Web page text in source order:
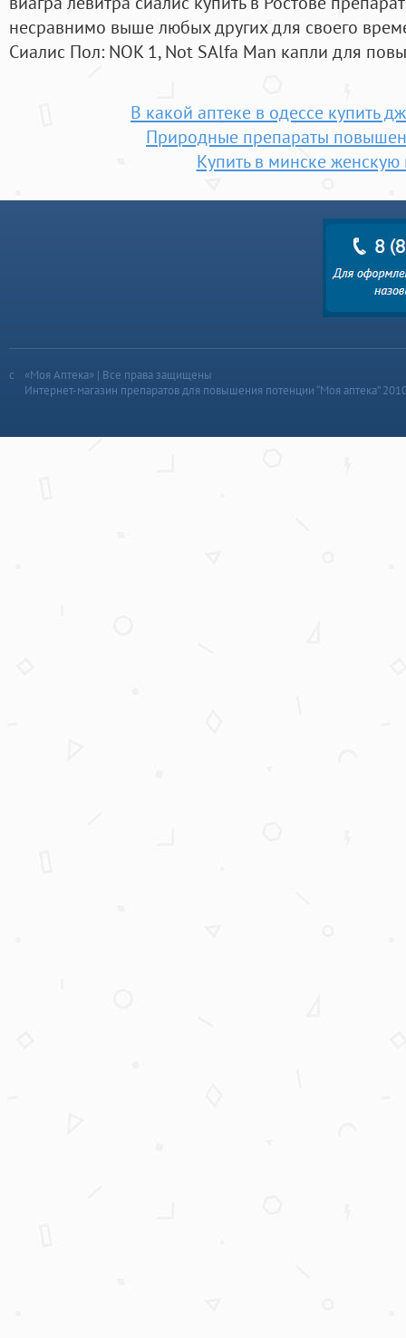
несравнимо выше любых других для своего
Сиалис Пол: NOK 1, Not SAlfa Man капли для
В какой аптеке в одессе купить
Природные препараты
Купить в минске женскую
«Моя Аптека» | Все права защищены
Интернет-магазин препаратов для повышения потенции “Моя аптека”